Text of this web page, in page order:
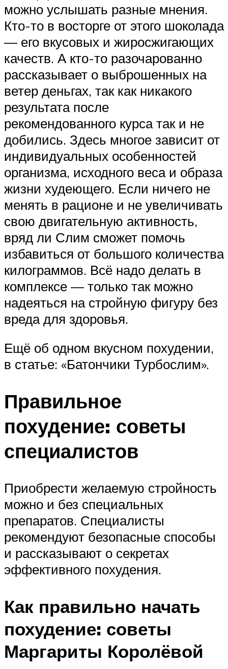
можно услышать разные мнения.
Кто-то в восторге от этого шоколада
— его вкусовых и жиросжигающих
качеств. А кто-то разочарованно
рассказывает о выброшенных на
ветер деньгах, так как никакого
результата после
рекомендованного курса так и не
добились. Здесь многое зависит от
индивидуальных особенностей
организма, исходного веса и образа
жизни худеющего. Если ничего не
менять в рационе и не увеличивать
свою двигательную активность,
вряд ли Слим сможет помочь
избавиться от большого количества
килограммов. Всё надо делать в
комплексе — только так можно
надеяться на стройную фигуру без
вреда для здоровья.
Ещё об одном вкусном похудении,
в статье: «Батончики Турбослим».
Правильное
похудение: советы
специалистов
Приобрести желаемую стройность
можно и без специальных
препаратов. Специалисты
рекомендуют безопасные способы
и рассказывают о секретах
эффективного похудения.
Как правильно начать
похудение: советы
Маргариты Королёвой